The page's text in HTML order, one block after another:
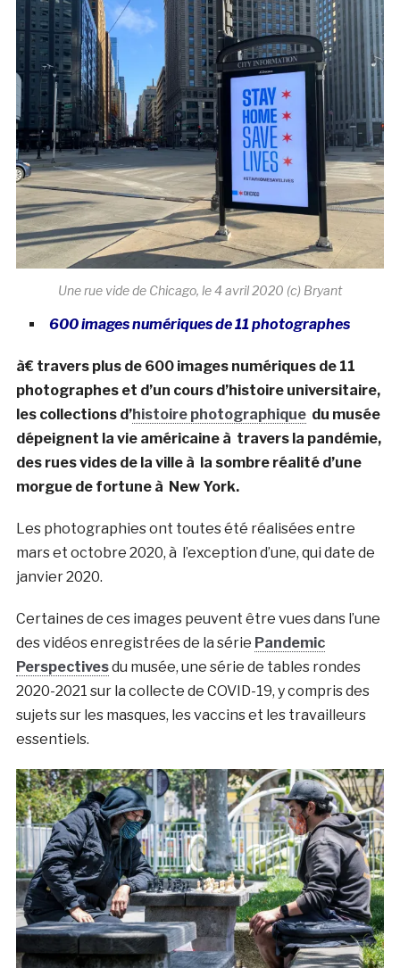
Une rue vide de Chicago, le 4 avril 2020 (c) Bryant
600 images numériques de 11 photographes
à€ travers plus de 600 images numériques de 11
photographes et d’un cours d’histoire universitaire,
les collections d’histoire photographiquedu musée
dépeignent la vie américaine à travers la pandémie,
des rues vides de la ville à la sombre réalité d’une
morgue de fortune à New York.
Les photographies ont toutes été réalisées entre
mars et octobre 2020, à l’exception d’une, qui date de
janvier 2020.
Certaines de ces images peuvent être vues dans l’une
des vidéos enregistrées de la série Pandemic
Perspectivesdu musée, une série de tables rondes
2020-2021 sur la collecte de COVID-19, y compris des
sujets sur les masques, les vaccins et les travailleurs
essentiels.